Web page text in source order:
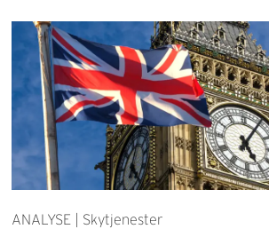
ANALYSE | Skytjenester